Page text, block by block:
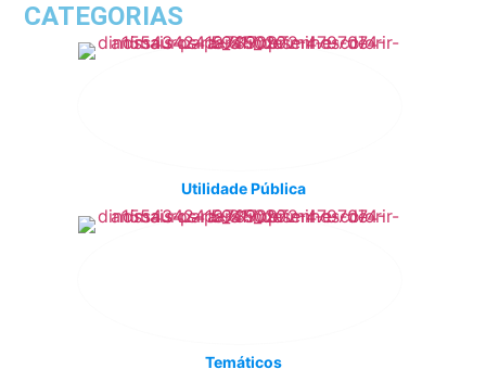
CATEGORIAS
Utilidade Pública
Temáticos